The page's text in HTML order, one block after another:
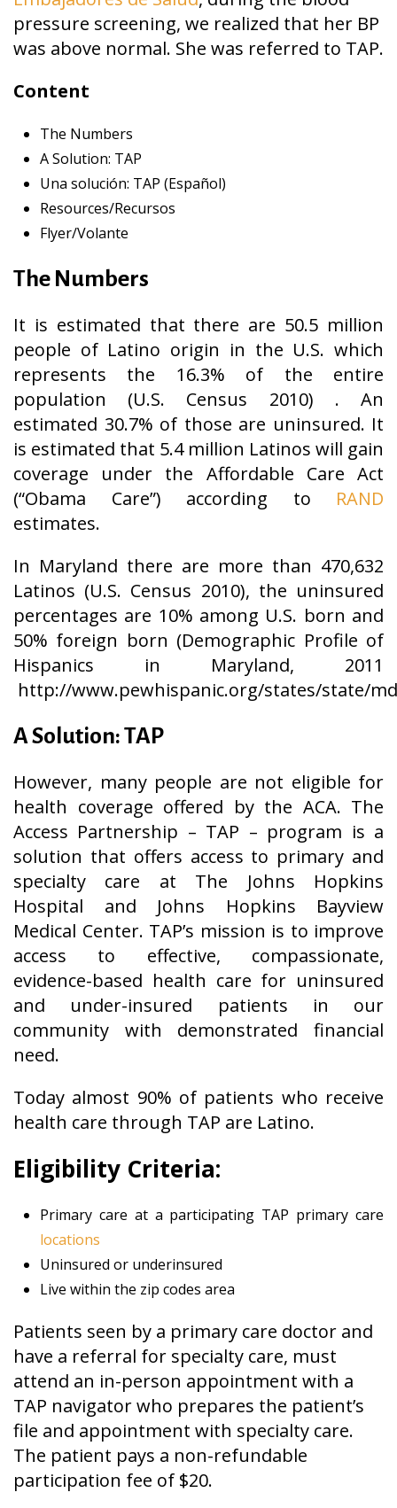
pressure screening, we realized that her BP
was above normal. She was referred to TAP.
Content
The Numbers
A Solution: TAP
Una solución: TAP (Español)
Resources/Recursos
Flyer/Volante
The Numbers
It is estimated that there are 50.5 million
people of Latino origin in the U.S. which
represents the 16.3% of the entire
population (U.S. Census 2010) . An
estimated 30.7% of those are uninsured. It
is estimated that 5.4 million Latinos will gain
coverage under the Affordable Care Act
(“Obama Care”) according to RAND
estimates.
In Maryland there are more than 470,632
Latinos (U.S. Census 2010), the uninsured
percentages are 10% among U.S. born and
50% foreign born (Demographic Profile of
Hispanics in Maryland, 2011
http://www.pewhispanic.org/states/state/
A Solution: TAP
However, many people are not eligible for
health coverage offered by the ACA. The
Access Partnership – TAP – program is a
solution that offers access to primary and
specialty care at The Johns Hopkins
Hospital and Johns Hopkins Bayview
Medical Center. TAP’s mission is to improve
access to effective, compassionate,
evidence-based health care for uninsured
and under-insured patients in our
community with demonstrated financial
need.
Today almost 90% of patients who receive
health care through TAP are Latino.
Eligibility Criteria:
Primary care at a participating TAP primary care
locations
Uninsured or underinsured
Live within the zip codes area
Patients seen by a primary care doctor and
have a referral for specialty care, must
attend an in-person appointment with a
TAP navigator who prepares the patient’s
file and appointment with specialty care.
The patient pays a non-refundable
participation fee of $20.